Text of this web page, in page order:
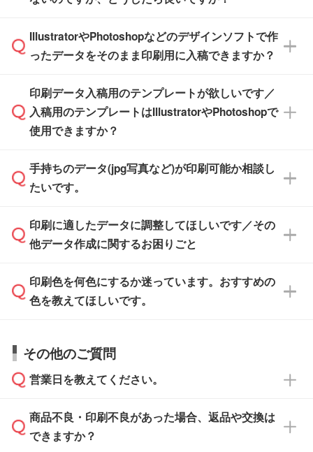
品が決まりましたらお早めのご発注をお願いい
たします。
※土日祝日を除く営業日換算です。
※沖縄・離島は追加日数がかかります。
※化粧箱から白箱への入れ替えや、オリジナル
箱の作成は原則承っておりません。
無料の「デザインシミュレーター」を使えば、
PCやスマホから簡単にデザインを作成できま
ザインソフトがなくても安心です。
また、「データ作成サービス
せいただければ、弊社にて無料でデザインデー
タを1点作成いたします。
IllustratorやPhotoshopなどのデザインソフトで作
ったデータをそのまま印刷用に入稿できますか？
IllustratorやPhotoshop、CLIP STUDIOなどのデ
ザインソフトでこだわりのデザインを作成した
い方は、完全データ入稿
積・ご注文フォームにアップロードしてご入稿
ください。
ご入稿後は経験豊富なスタッフがデータに不備
がないかチェックし、お客様と確認してから印
刷に進みますので、ご安心ください。
印刷データ入稿用のテンプレートが欲しいです／
入稿用のテンプレートはIllustratorやPhotoshopで
使用できますか？
一部商品は入稿用テンプレートのご用意があり
ます。各商品ページの『印刷方法・テンプレー
入稿用のテンプレートはPDF形式ですが、
IllustratorやPhotoshopで開いてご利用いただけ
方」をご確認ください。
手持ちのデータ(jpg写真など)が印刷可能か相談し
たいです。
印刷に適したデータ・解像度かどうか、担当ス
タッフが事前に確認いたします。
ムへ添付いただくか、担当スタッフ宛にメール
でお送りください。
い合わせください。
なお、印刷用データの作り方に関する詳細は、
印刷に適したデータに調整してほしいです／その
他データ作成に関するお困りごと
データ作成でお困りの際には、担当スタッフが
サポートいたしますのでお気軽にご相談くださ
から添付してお送りください。
しい
解像度の低い画像や、手書きのイラスト、写真
などを、印刷に適したベクターデータに変換し
印刷色を何色にするか迷っています。おすすめの
色を教えてほしいです。
お見積・ご注文・
相談いただきますと、担当スタッフがお客様の
ご希望や商品の本体色を確認し、印刷色をご提
本体色がブラック、ネイビーなど濃色の場合は
白色か淡い色の印刷色をおすすめしておりま
その他のご質問
営業日を教えてください。
営業日は平日の10:00～18:00で、土日祝日はお
休みとなります。注文・見積・お問い合わせ
商品不良・印刷不良があった場合、返品や交換は
できますか？